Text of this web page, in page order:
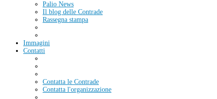
Palio News
Il blog delle Contrade
Rassegna stampa
Immagini
Contatti
Contatta le Contrade
Contatta l'organizzazione